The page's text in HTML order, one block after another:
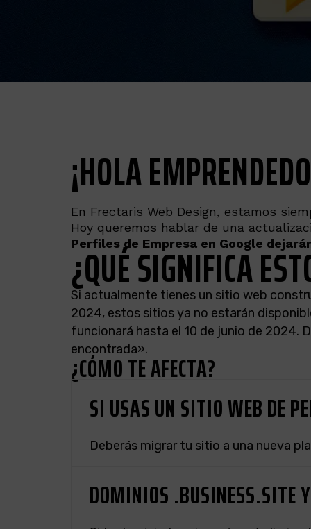
¡HOLA
En Frectaris Web Design, estamos
Hoy queremos hablar de una
Perfiles de Empresa en Google
¿QUÉ SIGNIFICA
Si actualmente tienes un sitio web
2024, estos sitios ya no estarán
funcionará hasta el 10 de junio de 2024.
encontrada».
¿CÓMO TE AFECTA?
SI USAS UN SITIO WEB DE
Deberás migrar tu sitio a una nueva
DOMINIOS .BUSINESS.SITE